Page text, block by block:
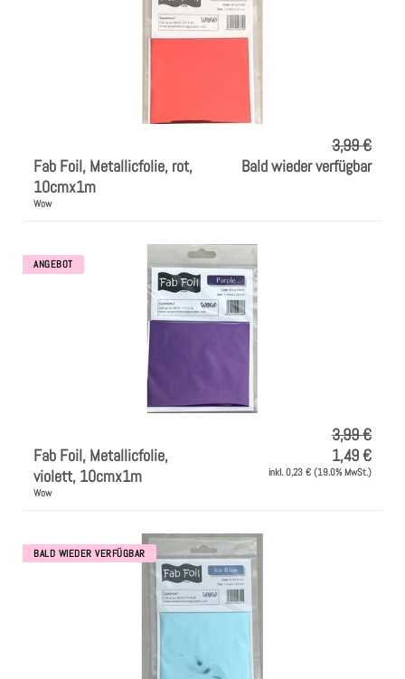
3,99 €
Fab Foil, Metallicfolie, rot,
10cmx1m
Wow
Bald wieder verfügbar
ANGEBOT
3,99 €
Fab Foil, Metallicfolie,
violett, 10cmx1m
Wow
1,49 €
inkl. 0,23 € (19.0% MwSt.)
BALD WIEDER VERFÜGBAR